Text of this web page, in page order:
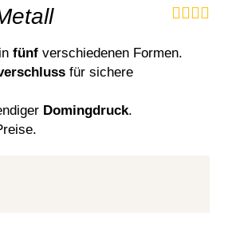
fünf verschiedenen Formen.
für sichere
Domingdruck.